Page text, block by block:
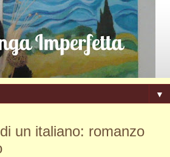
▼
un italiano: romanzo